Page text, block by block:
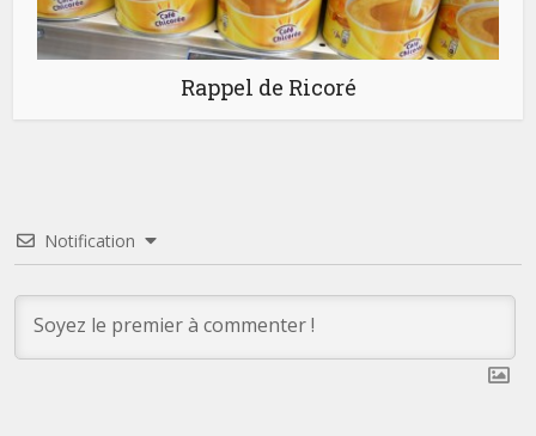
Rappel de Ricoré
Notification